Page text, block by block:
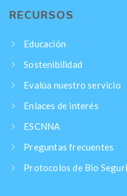
RECURSOS
Educación
Sostenibilidad
Evalúa nuestro servicio
Enlaces de interés
ESCNNA
Preguntas frecuentes
Protocolos de Bio